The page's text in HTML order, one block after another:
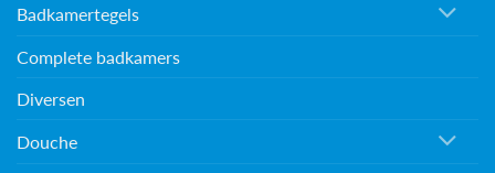
Badkamertegels
Complete badkamers
Diversen
Douche